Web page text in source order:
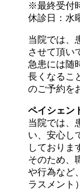
※最終受付
休診日：水
当院では、
させて頂い
急患には随
長くなるこ
のご予約を
ペイシェン
当院では、
い、安心し
しておりま
そのため、
や行為など
ラスメント